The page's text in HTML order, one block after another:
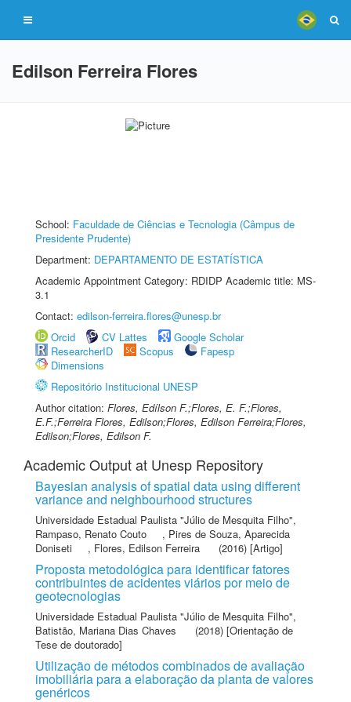
Edilson Ferreira Flores
School: Faculdade de Ciências e Tecnologia (Câmpus de
Presidente Prudente)
Department: DEPARTAMENTO DE ESTATÍSTICA
Academic Appointment Category: RDIDP Academic title: MS-
3.1
Contact: edilson-ferreira.flores@unesp.br
Orcid
CV Lattes
Google Scholar
ResearcherID
Scopus
Fapesp
Dimensions
Repositório Institucional UNESP
Author citation: Flores, Edílson F.;Flores, E. F.;Flores,
E.F.;Ferreira Flores, Edilson;Flores, Edilson Ferreira;Flores,
Edilson;Flores, Edilson F.
Academic Output at Unesp Repository
Bayesian analysis of spatial data using different
variance and neighbourhood structures
Universidade Estadual Paulista "Júlio de Mesquita Filho",
Rampaso, Renato Couto
, Pires de Souza, Aparecida
Doniseti
, Flores, Edilson Ferreira (2016) [Artigo]
Proposta metodológica para identificar fatores
contribuintes de acidentes viários por meio de
geotecnologias
Universidade Estadual Paulista "Júlio de Mesquita Filho",
Batistão, Mariana Dias Chaves
(2018) [Orientação de
Tese de doutorado]
Utilização de métodos combinados de avaliação
imobiliária para a elaboração da planta de valores
genéricos